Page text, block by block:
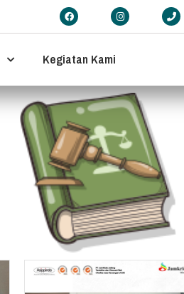
Kegiatan Kami